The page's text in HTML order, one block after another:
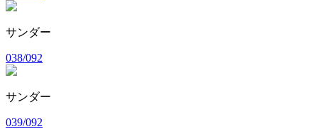
サンダー
038/092
サンダー
039/092